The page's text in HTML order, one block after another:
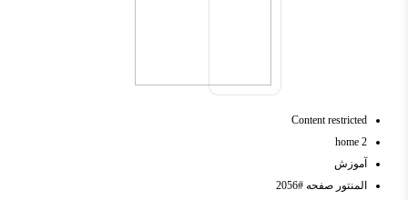
Content restricted
home 2
آموزش
المنتور صفحه #2056